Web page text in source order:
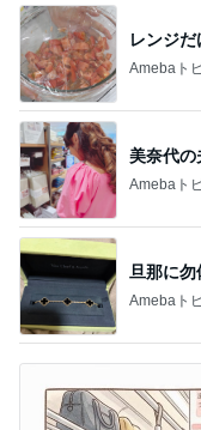
レンジ
Amebaト
美奈代
Amebaト
旦那に勿
Amebaト